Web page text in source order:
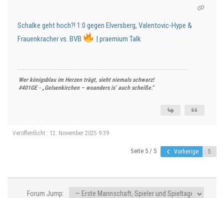
Schalke geht hoch?! 1:0 gegen Elversberg, Valentovic-Hype &
Frauenkracher vs. BVB
| praemium Talk
Wer königsblau im Herzen trägt, sieht niemals schwarz!
#401GE - „Gelsenkirchen – woanders is’ auch scheiße.“
Veröffentlicht : 12. November 2025 9:39
Seite 5 / 5 Vorherige
Forum Jump: